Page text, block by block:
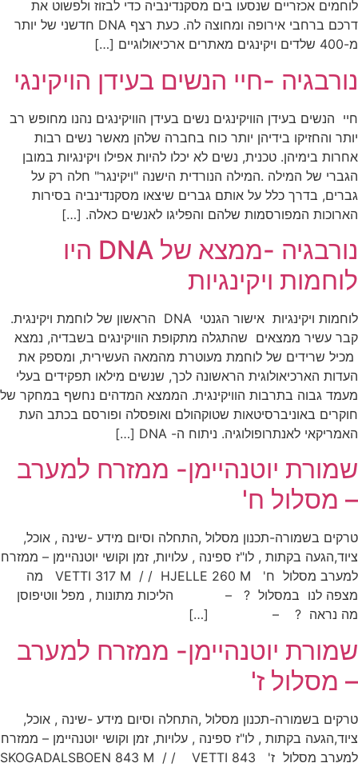
לוחמים אכזריים שנסעו בים מסקנדינביה כדי לבזוז ולפשוט את
דרכם ברחבי אירופה ומחוצה לה. כעת רצף DNA חדשני של יותר
מ-400 שלדים ויקינגים מאתרים ארכיאולוגיים […]
נורבגיה -חיי הנשים בעידן הויקינגי
חיי הנשים בעידן הוויקינגים נשים בעידן הוויקינגים נהנו מחופש רב
יותר והחזיקו בידיהן יותר כוח בחברה שלהן מאשר נשים רבות
אחרות בימיהן. טכנית, נשים לא יכלו להיות אפילו ויקינגיות במובן
הגברי של המילה .המילה הנורדית הישנה "ויקינגר" חלה רק על
גברים, בדרך כלל על אותם גברים שיצאו מסקנדינביה בסירות
הארוכות המפורסמות שלהם והפליגו לאנשים כאלה. […]
נורבגיה -ממצא של DNA היו
לוחמות ויקינגיות
לוחמות ויקינגיות אישור הגנטי DNA הראשון של לוחמת ויקינגית.
קבר עשיר ממצאים שהתגלה מתקופת הוויקינגים בשבדיה, נמצא
מכיל שרידים של לוחמת מעוטרת מהמאה העשירית, ומספק את
העדות הארכיאולוגית הראשונה לכך, שנשים מילאו תפקידים בעלי
מעמד גבוה בתרבות הוויקינגית. הממצא המדהים נחשף במחקר של
חוקרים באוניברסיטאות שטוקהולם ואופסלה ופורסם בכתב העת
האמריקאי לאנתרופולוגיה. ניתוח ה- DNA […]
שמורת יוטנהיימן- ממזרח למערב
– מסלול ח'
טרקים בשמורה-תכנון מסלול ,התחלה וסיום מידע -שינה , אוכל,
ציוד,הגעה בקתות , לו"ז ספינה , עלויות, זמן וקושי יוטנהיימן – ממזרח
למערב מסלול ח' VETTI 317 M / / HJELLE 260 M מה
מצפה לנו במסלול ? – הליכות מתונות , מפל ווטיפוסן
מה נראה ? – […]
שמורת יוטנהיימן- ממזרח למערב
– מסלול ז'
טרקים בשמורה-תכנון מסלול ,התחלה וסיום מידע -שינה , אוכל,
ציוד,הגעה בקתות , לו"ז ספינה , עלויות, זמן וקושי יוטנהיימן – ממזרח
למערב מסלול ז' SKOGADALSBOEN 843 M / / VETTI 843